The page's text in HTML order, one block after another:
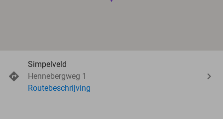
Simpelveld
Hennebergweg 1
Routebeschrijving